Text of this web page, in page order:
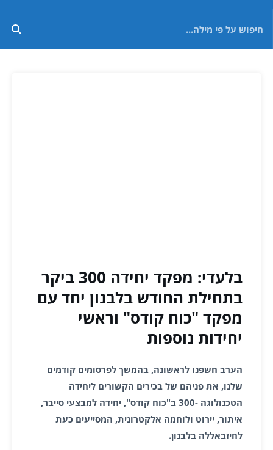
בלעדי: מפקד יחידה 300 ביקר
בתחילת החודש בלבנון יחד עם
מפקד "כוח קודס" וראשי
יחידות נוספות
הערב חשפנו לראשונה, בהמשך לפרסומים קודמים
שלנו, את פניהם של בכירים הקשורים ליחידה
הטכנולוגה -300 ב"כוח קודס", יחידה למבצעי סייבר,
איתור, יירוט ולוחמה אלקטרונית, המסייעים כעת
לחיזבאללה בלבנון.